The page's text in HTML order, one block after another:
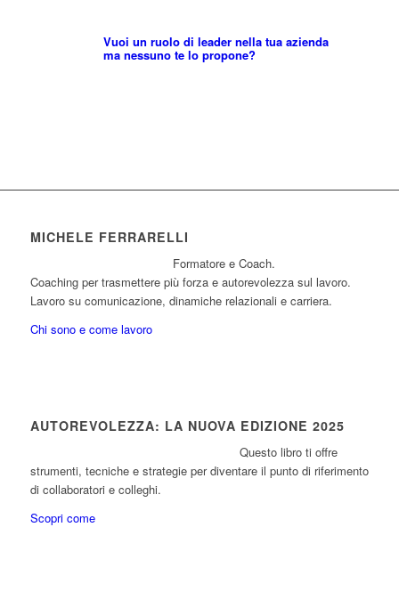
Vuoi un ruolo di leader nella tua azienda
ma nessuno te lo propone?
MICHELE FERRARELLI
Formatore e Coach.
Coaching per trasmettere più forza e autorevolezza sul lavoro.
Lavoro su comunicazione, dinamiche relazionali e carriera.
Chi sono e come lavoro
AUTOREVOLEZZA: LA NUOVA EDIZIONE 2025
Questo libro ti offre
strumenti, tecniche e strategie per diventare il punto di riferimento
di collaboratori e colleghi.
Scopri come